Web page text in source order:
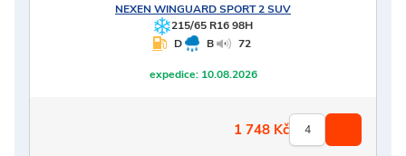
NEXEN WINGUARD SPORT 2 SUV
215/65 R16 98H
D
B 72
expedice:10.08.2026
1 748 Kč